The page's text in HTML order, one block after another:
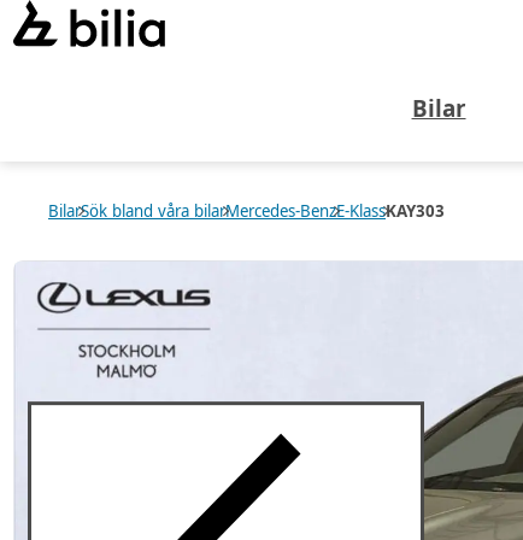
Bilar
BilarSök bland våra bilarMercedes-BenzE-KlassKAY303